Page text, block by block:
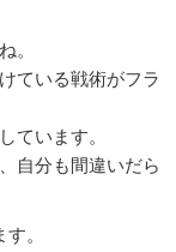
。
ている戦術がフラ
ています。
自分も間違いだら
。